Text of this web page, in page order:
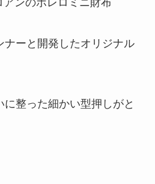
ナーと開発したオリジナル
整った細かい型押しがと